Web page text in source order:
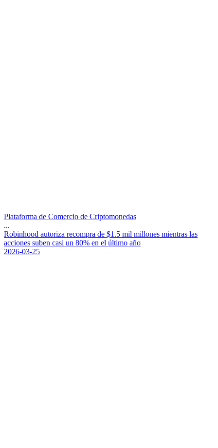
Plataforma de Comercio de Criptomonedas
...
Robinhood autoriza recompra de $1 .5 mil millones mientras las
acciones suben casi un 80% en el último año
2026-03-25